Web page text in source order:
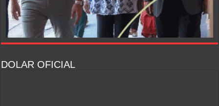
DOLAR OFICIAL